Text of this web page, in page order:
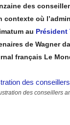
des
contexte où
au Président
de Wagner
français Le
des conseillers